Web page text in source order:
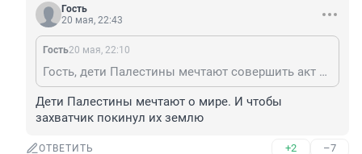
Гость
20 мая, 22:43
Гость20 мая, 22:10
Гость, дети Палестины мечтают совершить акт джихада в России.
Дети Палестины мечтают о мире. И чтобы
захватчик покинул их землю
ОТВЕТИТЬ +2 –7